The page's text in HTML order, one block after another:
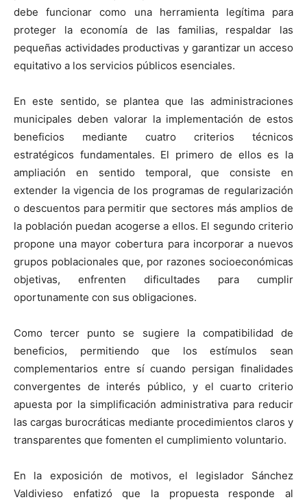
debe funcionar como una herramienta legítima para
proteger la economía de las familias, respaldar las
pequeñas actividades productivas y garantizar un acceso
equitativo a los servicios públicos esenciales.
En este sentido, se plantea que las administraciones
municipales deben valorar la implementación de estos
beneficios mediante cuatro criterios técnicos
estratégicos fundamentales. El primero de ellos es la
ampliación en sentido temporal, que consiste en
extender la vigencia de los programas de regularización
o descuentos para permitir que sectores más amplios de
la población puedan acogerse a ellos. El segundo criterio
propone una mayor cobertura para incorporar a nuevos
grupos poblacionales que, por razones socioeconómicas
objetivas, enfrenten dificultades para cumplir
oportunamente con sus obligaciones.
Como tercer punto se sugiere la compatibilidad de
beneficios, permitiendo que los estímulos sean
complementarios entre sí cuando persigan finalidades
convergentes de interés público, y el cuarto criterio
apuesta por la simplificación administrativa para reducir
las cargas burocráticas mediante procedimientos claros y
transparentes que fomenten el cumplimiento voluntario.
En la exposición de motivos, el legislador Sánchez
Valdivieso enfatizó que la propuesta responde al